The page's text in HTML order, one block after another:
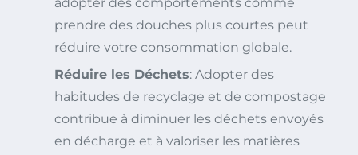
adopter des comportements comme
prendre des douches plus courtes peut
réduire votre consommation globale.
Réduire les Déchets: Adopter des
habitudes de recyclage et de compostage
contribue à diminuer les déchets envoyés
en décharge et à valoriser les matières